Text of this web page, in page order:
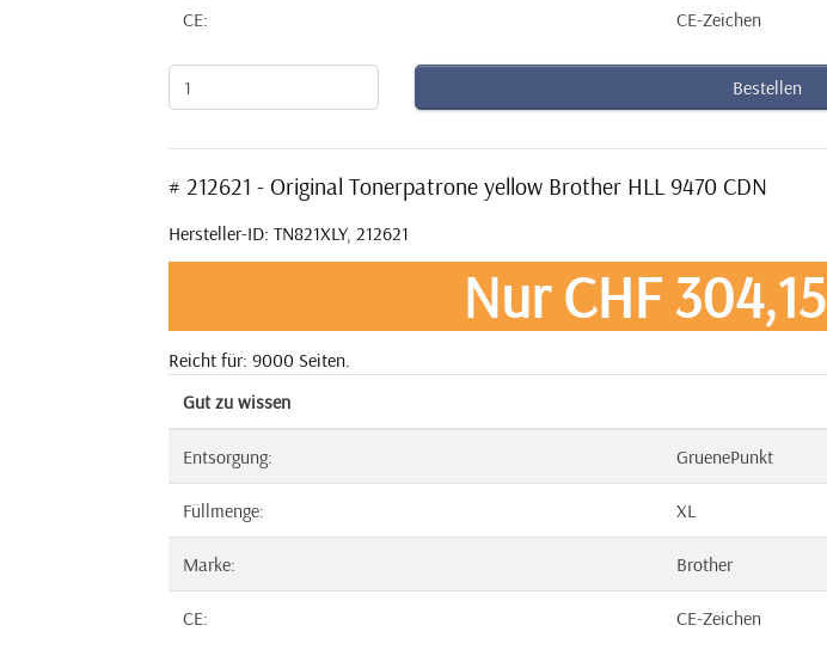
CE: CE-Zeichen
Bestellen
# 212621 - Original Tonerpatrone yellow Brother HLL 9470 CDN
Hersteller-ID: TN821XLY, 212621
Nur CHF 304,15
Reicht für: 9000 Seiten.
Gut zu wissen
Entsorgung: GruenePunkt
Füllmenge: XL
Marke: Brother
CE: CE-Zeichen